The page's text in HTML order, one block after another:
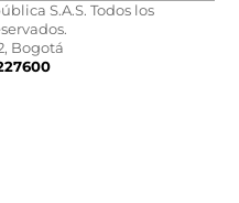
S.A.S. Todos los
Bogotá